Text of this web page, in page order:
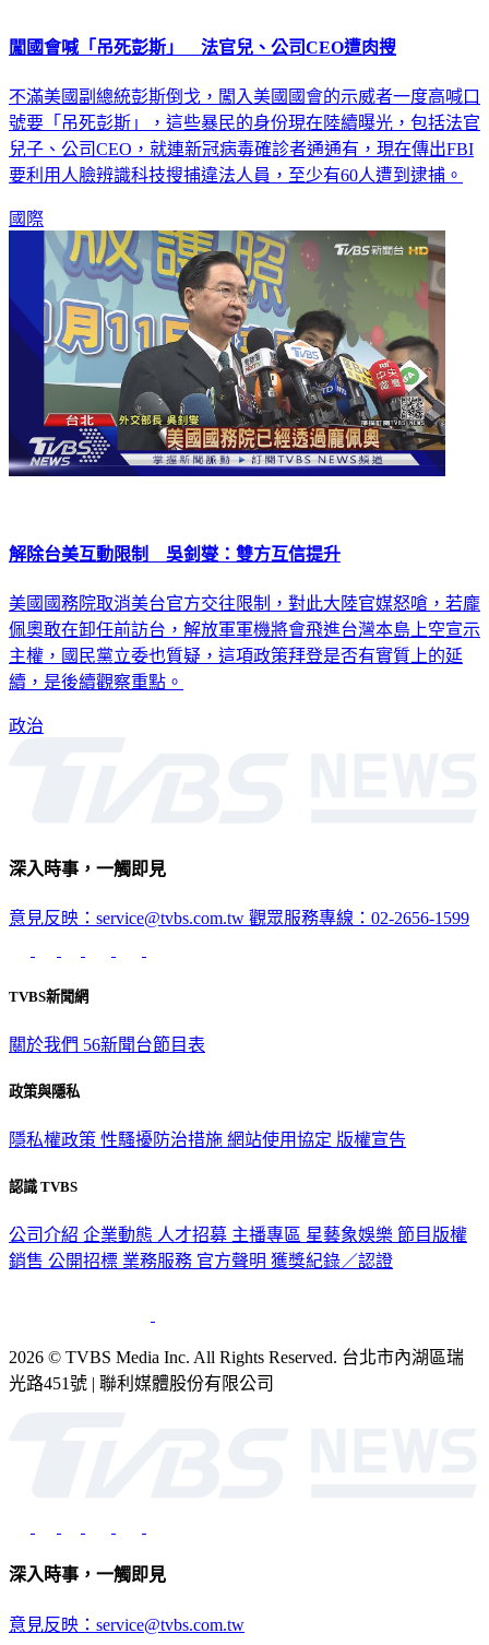
闖國會喊「吊死彭斯」 法官兒、公司CEO遭肉搜
不滿美國副總統彭斯倒戈，闖入美國國會的示威者一度高喊口
號要「吊死彭斯」，這些暴民的身份現在陸續曝光，包括法官
兒子、公司CEO，就連新冠病毒確診者通通有，現在傳出FBI
要利用人臉辨識科技搜捕違法人員，至少有60人遭到逮捕。
國際
解除台美互動限制 吳釗燮：雙方互信提升
美國國務院取消美台官方交往限制，對此大陸官媒怒嗆，若龐
佩奧敢在卸任前訪台，解放軍軍機將會飛進台灣本島上空宣示
主權，國民黨立委也質疑，這項政策拜登是否有實質上的延
續，是後續觀察重點。
政治
深入時事，一觸即見
意見反映：service@tvbs.com.tw 觀眾服務專線：02-2656-1599
TVBS新聞網
關於我們 56新聞台節目表
政策與隱私
隱私權政策 性騷擾防治措施 網站使用協定 版權宣告
認識 TVBS
公司介紹 企業動態 人才招募 主播專區 星藝象娛樂 節目版權
銷售 公開招標 業務服務 官方聲明 獲獎紀錄／認證
2026 © TVBS Media Inc. All Rights Reserved. 台北市內湖區瑞
光路451號 | 聯利媒體股份有限公司
深入時事，一觸即見
意見反映：service@tvbs.com.tw